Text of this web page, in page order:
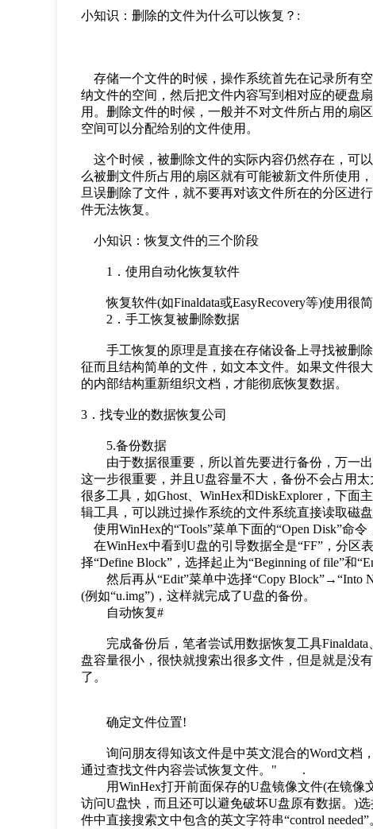
小知识：删除的文件为什么可以恢复？:
存储一个文件的时候，操作系统首先在记录所有
纳文件的空间，然后把文件内容写到相对应的硬盘
用。删除文件的时候，一般并不对文件所占用的扇
空间可以分配给别的文件使用。
这个时候，被删除文件的实际内容仍然存在，可
么被删文件所占用的扇区就有可能被新文件所使用
旦误删除了文件，就不要再对该文件所在的分区进
件无法恢复。
小知识：恢复文件的三个阶段
1．使用自动化恢复软件
恢复软件(如Finaldata或EasyRecovery等)使用很
2．手工恢复被删除数据
手工恢复的原理是直接在存储设备上寻找被删除
征而且结构简单的文件，如文本文件。如果文件很
的内部结构重新组织文档，才能彻底恢复数据。
3．找专业的数据恢复公司
5.备份数据
由于数据很重要，所以首先要进行备份，万一出
这一步很重要，并且U盘容量不大，备份不会占用
很多工具，如Ghost、WinHex和DiskExplorer，下面
辑工具，可以跳过操作系统的文件系统直接读取磁
使用WinHex的“Tools”菜单下面的“Open Disk”
在WinHex中看到U盘的引导数据全是“FF”，分区
择“Define Block”，选择起止为“Beginning of file”和
然后再从“Edit”菜单中选择“Copy Block”→“Into
(例如“u.img”)，这样就完成了U盘的备份。
自动恢复#
完成备份后，笔者尝试用数据恢复工具Finaldata
盘容量很小，很快就搜索出很多文件，但是就是没
了。
确定文件位置!
询问朋友得知该文件是中英文混合的Word文档
通过查找文件内容尝试恢复文件。" .
用WinHex打开前面保存的U盘镜像文件(在镜像
访问U盘快，而且还可以避免破坏U盘原有数据。)选
件中直接搜索文中包含的英文字符串“control